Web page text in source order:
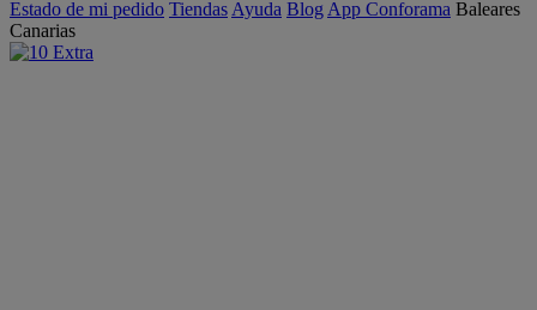
Estado de mi pedido Tiendas Ayuda Blog App Conforama Baleares
Canarias